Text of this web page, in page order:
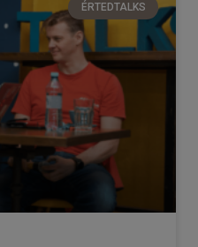
ÉRTEDTALKS